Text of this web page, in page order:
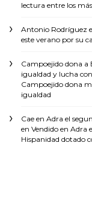
lectura entre los
Antonio Rodríguez
este verano por su
Campoejido dona a
igualdad y lucha
Campoejido dona
igualdad
Cae en Adra el
en Vendido en Adra
Hispanidad dotado